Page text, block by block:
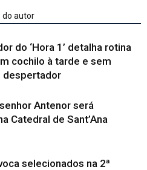
do autor
do ‘Hora 1’ detalha rotina
cochilo à tarde e sem
despertador
Antenor será
Catedral de Sant’Ana
selecionados na 2ª